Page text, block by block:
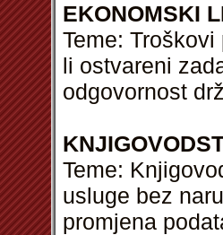
EKONOMSKI
Teme:
li ostvareni
odgovornost
Teme:
usluge bez
promjena